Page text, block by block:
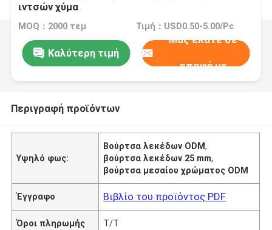
ιντσών χύμα
MOQ：2000 τεμ Τιμή：USD0.50-5.00/Pc
Καλύτερη τιμή
Μας ελάτε σε
επαφή με
Περιγραφή προϊόντων
Υψηλό φως:
Βούρτσα λεκέδων ODM,
βούρτσα λεκέδων 25 mm,
βούρτσα μεσαίου χρώματος ODM
Έγγραφο Βιβλίο του προϊόντος PDF
Όροι πληρωμής T/T